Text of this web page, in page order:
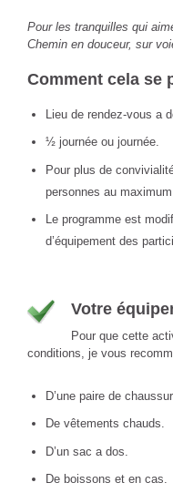
Pour les tranquilles qui
Chemin en douceur, sur
Comment cela se
Lieu de rendez-vous a
½ journée ou journée.
Pour plus de
personnes au maximum
Le programme est
d’équipement des
Votre
Pour que cette
conditions, je vous
D’une paire de
De vêtements chauds.
D’un sac a dos.
De boissons et en cas.